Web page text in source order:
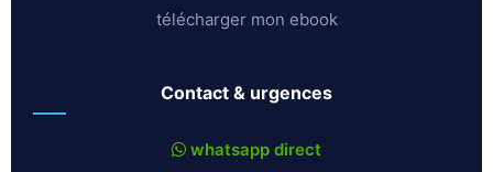
télécharger mon ebook
contact & urgences
whatsapp direct